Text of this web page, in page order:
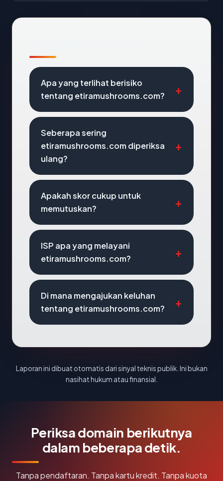
Apa yang terlihat berisiko
tentang etiramushrooms.com?
Seberapa sering
etiramushrooms.com diperiksa
ulang?
Apakah skor cukup untuk
memutuskan?
ISP apa yang melayani
etiramushrooms.com?
Di mana mengajukan keluhan
tentang etiramushrooms.com?
Laporan ini dibuat otomatis dari sinyal teknis publik. Ini bukan
nasihat hukum atau finansial.
Periksa domain berikutnya
dalam beberapa detik.
Tanpa pendaftaran. Tanpa kartu kredit. Tanpa kuota